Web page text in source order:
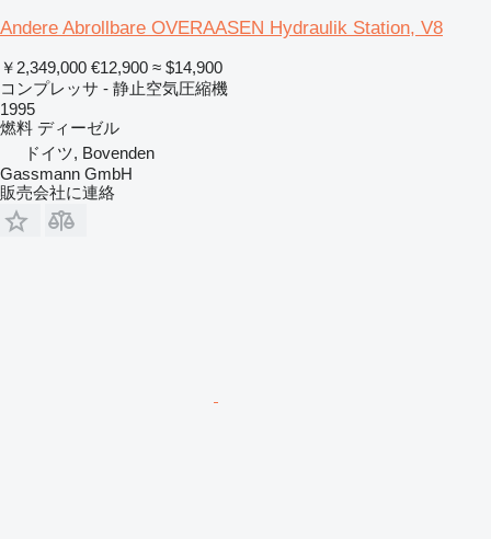
Andere Abrollbare OVERAASEN Hydraulik Station, V8
￥2,349,000 €12,900 ≈ $14,900
コンプレッサ - 静止空気圧縮機
1995
燃料 ディーゼル
ドイツ, Bovenden
Gassmann GmbH
販売会社に連絡